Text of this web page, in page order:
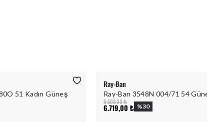
51 Kadın Güneş
Ray-Ban
Ray-Ban 3548N 004/71 54
9.598,00 ₺
6.719,00 ₺ %30